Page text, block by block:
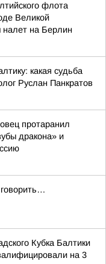
флота
Великой
налет на Берлин
какая судьба
Руслан Панкратов
протаранил
дракона» и
Кубка Балтики
на 3